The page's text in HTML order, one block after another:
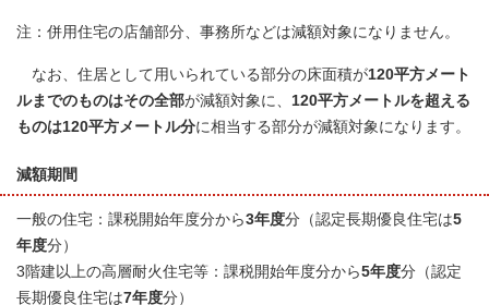
注：併用住宅の店舗部分、事務所などは減額対象になりません。
なお、住居として用いられている部分の床面積が120平方メート
ルまでのものはその全部が減額対象に、 120平方メートルを超える
ものは120平方メートル分に相当する部分が減額対象になります。
減額期間
一般の住宅：課税開始年度分から3年度分（認定長期優良住宅は5
年度分）
3階建以上の高層耐火住宅等：課税開始年度分から5年度分（認定
長期優良住宅は7年度分）